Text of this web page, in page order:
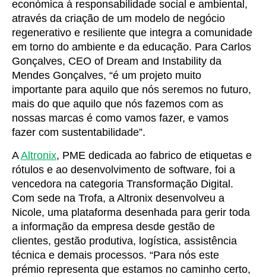
económica à responsabilidade social e ambiental,
através da criação de um modelo de negócio
regenerativo e resiliente que integra a comunidade
em torno do ambiente e da educação. Para Carlos
Gonçalves, CEO of Dream and Instability da
Mendes Gonçalves, “é um projeto muito
importante para aquilo que nós seremos no futuro,
mais do que aquilo que nós fazemos com as
nossas marcas é como vamos fazer, e vamos
fazer com sustentabilidade”.
AAltronix, PME dedicada ao fabrico de etiquetas e
rótulos e ao desenvolvimento de software, foi a
vencedora na categoria Transformação Digital.
Com sede na Trofa, a Altronix desenvolveu a
Nicole, uma plataforma desenhada para gerir toda
a informação da empresa desde gestão de
clientes, gestão produtiva, logística, assistência
técnica e demais processos. “Para nós este
prémio representa que estamos no caminho certo,